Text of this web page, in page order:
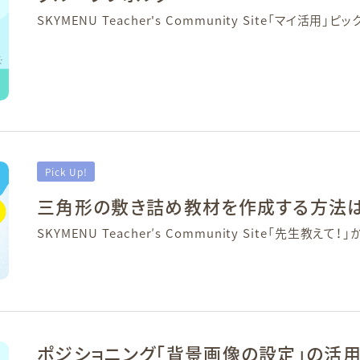
SKYMENU Teacher's Community Site「マイ活用」ピック
Pick Up!
三角形の敷き詰め教材を作成する方法
SKYMENU Teacher′s Community Site「先生教えて！」
ポジショニング「背景画像の設定」の活